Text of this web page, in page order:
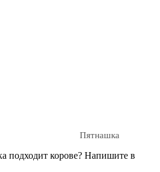
Пятнашка
подходит корове? Напишите в